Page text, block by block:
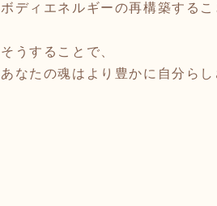
ボディエネルギーの再構築するこ
そうすることで、
あなたの魂はより豊かに自分ら